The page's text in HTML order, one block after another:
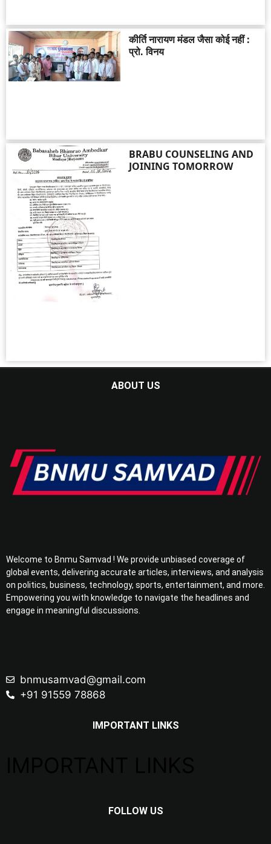
कीर्ति नारायण मंडल जैसा कोई नहीं :
प्रो. विनय
BRABU COUNSELING AND
JOINING TOMORROW
ABOUT US
Welcome to Bnmu Samvad ! We provide unbiased coverage of
global events, delivering accurate articles, interviews, and analysis
on politics, business, technology, sports, entertainment, and more.
Empowering you with knowledge to navigate the headlines and
engage in meaningful discussions.
bnmusamvad@gmail.com
+91 91559 78868
IMPORTANT LINKS
FOLLOW US